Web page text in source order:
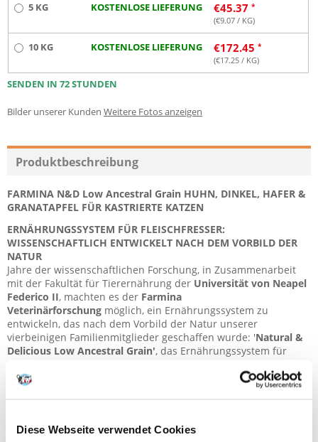
Diese Webseite verwendet Cookies
5 KG KOSTENLOSE LIEFERUNG €45.37
(€9.07 / KG)
10 KG KOSTENLOSE LIEFERUNG €172.45
(€17.25 / KG)
SENDEN IN 72 STUNDEN
Bilder unserer Kunden Weitere Fotos anzeigen
Produktbeschreibung
FARMINA N&D Low Ancestral Grain HUHN, DINKEL, HAFER &
GRANATAPFEL FÜR KASTRIERTE KATZEN
ERNÄHRUNGSSYSTEM FÜR FLEISCHFRESSER:
WISSENSCHAFTLICH ENTWICKELT NACH DEM VORBILD DER
NATUR
Jahre der wissenschaftlichen Forschung, in Zusammenarbeit
mit der Fakultät für Tierernährung der Universität von Neapel
Federico II, machten es der Farmina
Veterinärforschung möglich, ein Ernährungssystem zu
entwickeln, das nach dem Vorbild der Natur unserer
vierbeinigen Familienmitglieder geschaffen wurde: 'Natural &
Delicious Low Ancestral Grain', das Ernährungssystem für
Fleischfresser mit
Ursprungs, ein bisschen Urgetreide (Dinkel und Hafer) und
Hühnerfleisch ohne Knochen (24%), dehydriertes